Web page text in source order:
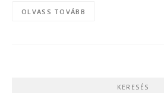
OLVASS TOVÁBB
KERESÉS